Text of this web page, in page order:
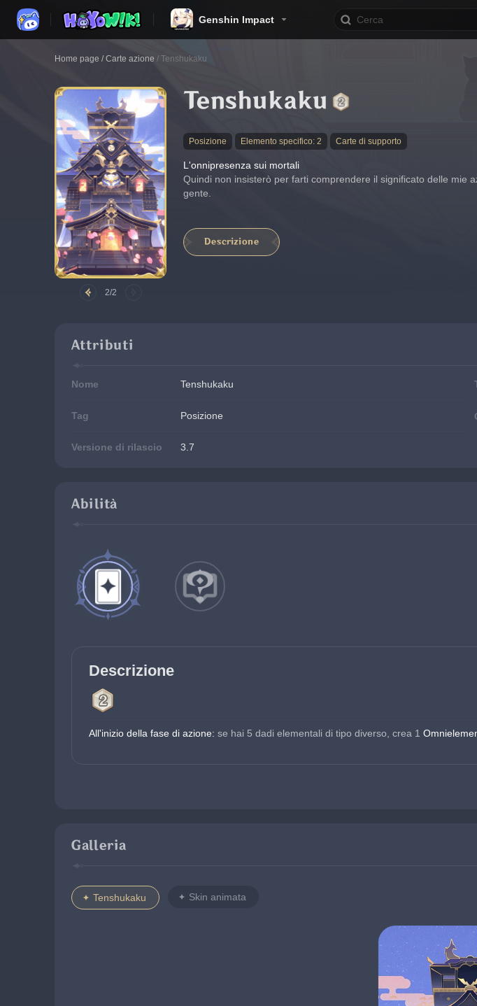
Genshin Impact
Home page / Carte azione / Tenshukaku
2/2
Tenshukaku
Posizione Elemento specifico: 2 Carte di supporto
L'onnipresenza sui mortali
Quindi non insisterò per farti comprendere il significato delle mie
gente.
Descrizione
Attributi
Nome Tenshukaku
Tag Posizione
Versione di rilascio 3.7
Abilità
Descrizione
All'inizio della fase di azione: se hai 5 dadi elementali di tipo diverso, crea 1
Galleria
Tenshukaku Skin animata